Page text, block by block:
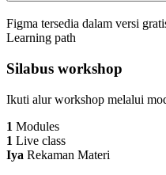
Figma tersedia dalam versi
Learning path
Silabus workshop
Ikuti alur workshop melalui
1 Modules
1 Live class
Iya Rekaman Materi